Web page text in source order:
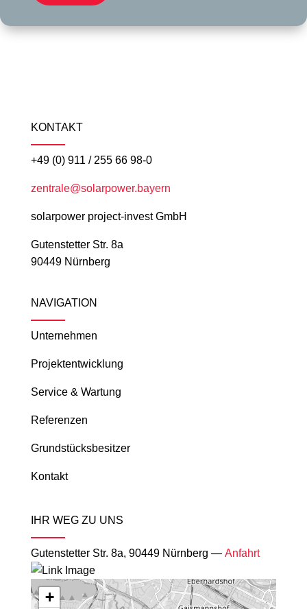
KONTAKT
+49 (0) 911 / 255 66 98-0
zentrale@solarpower.bayern
solarpower project-invest GmbH
Gutenstetter Str. 8a
90449 Nürnberg
NAVIGATION
Unternehmen
Projektentwicklung
Service & Wartung
Referenzen
Grundstücksbesitzer
Kontakt
IHR WEG ZU UNS
Gutenstetter Str. 8a, 90449 Nürnberg — Anfahrt
+